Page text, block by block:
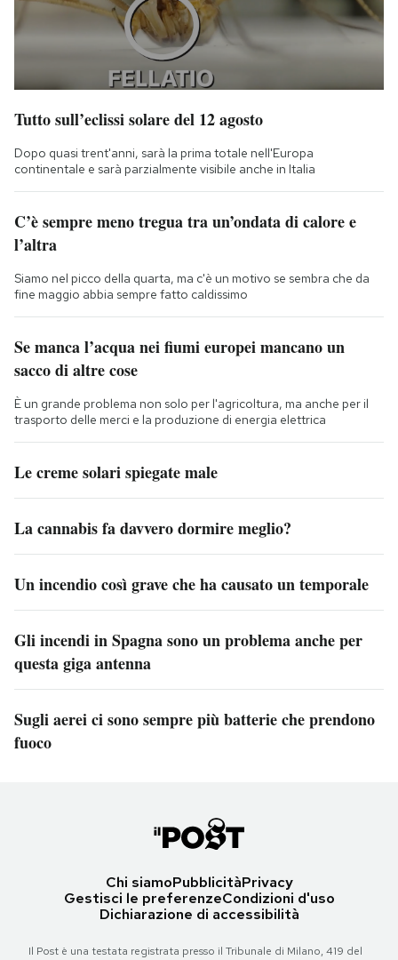
Tutto sull’eclissi solare del 12 agosto
Dopo quasi trent'anni, sarà la prima totale nell'Europa
continentale e sarà parzialmente visibile anche in Italia
C’è sempre meno tregua tra un’ondata di calore e
l’altra
Siamo nel picco della quarta, ma c'è un motivo se sembra che da
fine maggio abbia sempre fatto caldissimo
Se manca l’acqua nei fiumi europei mancano un
sacco di altre cose
È un grande problema non solo per l'agricoltura, ma anche per il
trasporto delle merci e la produzione di energia elettrica
Le creme solari spiegate male
La cannabis fa davvero dormire meglio?
Un incendio così grave che ha causato un temporale
Gli incendi in Spagna sono un problema anche per
questa giga antenna
Sugli aerei ci sono sempre più batterie che prendono
fuoco
Chi siamoPubblicitàPrivacy
Gestisci le preferenzeCondizioni d'uso
Dichiarazione di accessibilità
Il Post è una testata registrata presso il Tribunale di Milano, 419 del